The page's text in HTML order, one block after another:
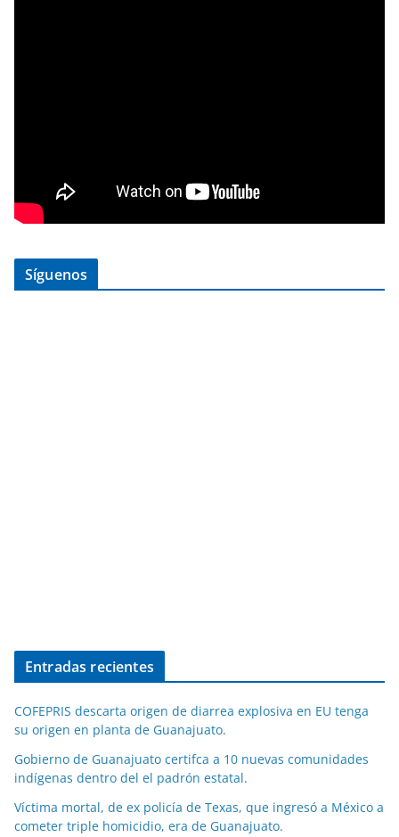
Síguenos
Entradas recientes
COFEPRIS descarta origen de diarrea explosiva en EU tenga
su origen en planta de Guanajuato.
Gobierno de Guanajuato certifca a 10 nuevas comunidades
indígenas dentro del el padrón estatal.
Víctima mortal, de ex policía de Texas, que ingresó a México a
cometer triple homicidio, era de Guanajuato.